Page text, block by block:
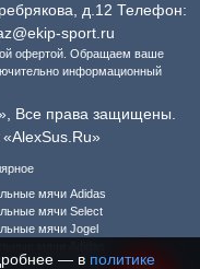
д.12 Телефон:
sport.ru
офертой. Обращаем ваше
информационный
Все права защищены.
«AlexSus.Ru»
мячи Adidas
мячи Select
мячи Jogel
мячи Select
— в политике